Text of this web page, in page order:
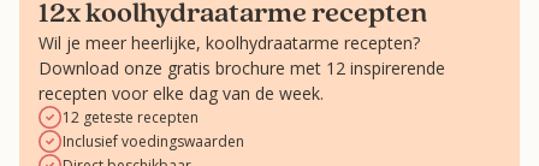
12x koolhydraatarme recepten
Wil je meer heerlijke, koolhydraatarme recepten?
Download onze gratis brochure met 12 inspirerende
recepten voor elke dag van de week.
12 geteste recepten
Inclusief voedingswaarden